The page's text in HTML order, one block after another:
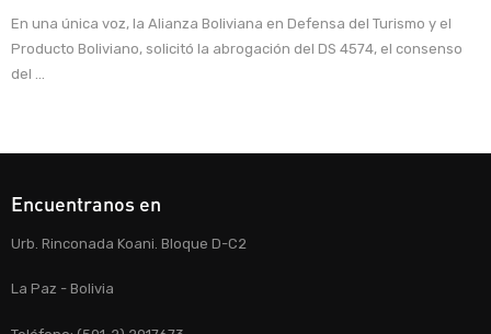
En una única voz, la Alianza Boliviana en Defensa del Turismo y el
Producto Boliviano, solicitó la abrogación del DS 4574, el consenso
del ...
Encuentranos en
Urb. Rinconada Koani. Bloque D-C2
La Paz - Bolivia